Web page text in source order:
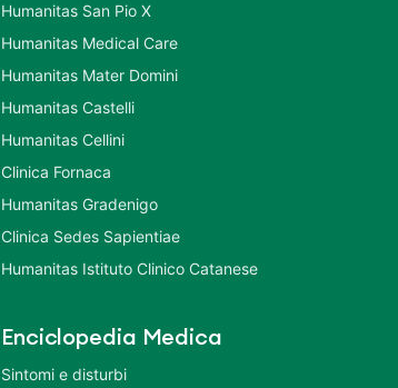
Humanitas San Pio X
Humanitas Medical Care
Humanitas Mater Domini
Humanitas Castelli
Humanitas Cellini
Clinica Fornaca
Humanitas Gradenigo
Clinica Sedes Sapientiae
Humanitas Istituto Clinico Catanese
Enciclopedia Medica
Sintomi e disturbi